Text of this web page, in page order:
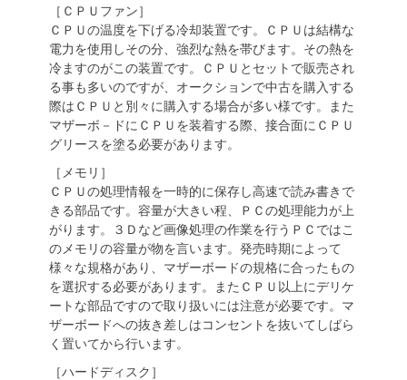
［ＣＰＵファン］
ＣＰＵの温度を下げる冷却装置です。ＣＰＵは結構な
電力を使用しその分、強烈な熱を帯びます。その熱を
冷ますのがこの装置です。ＣＰＵとセットで販売され
る事も多いのですが、オークションで中古を購入する
際はＣＰＵと別々に購入する場合が多い様です。また
マザーボ－ドにＣＰＵを装着する際、接合面にＣＰＵ
グリースを塗る必要があります。
［メモリ］
ＣＰＵの処理情報を一時的に保存し高速で読み書きで
きる部品です。容量が大きい程、ＰＣの処理能力が上
がります。３Ｄなど画像処理の作業を行うＰＣではこ
のメモリの容量が物を言います。発売時期によって
様々な規格があり、マザーボードの規格に合ったもの
を選択する必要があります。またＣＰＵ以上にデリケ
ートな部品ですので取り扱いには注意が必要です。マ
ザーボードへの抜き差しはコンセントを抜いてしばら
く置いてから行います。
［ハードディスク］